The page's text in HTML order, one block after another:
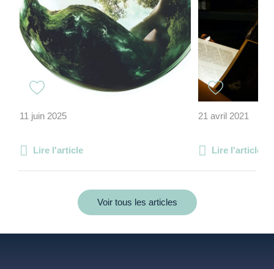
11 juin 2025
Lire l'article
21 avril 2021
Lire l'article
Voir tous les articles